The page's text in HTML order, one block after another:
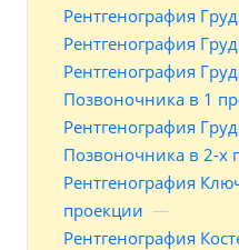
Рентгенография
Рентгенография
Рентгенография
Позвоночника в 1
Рентгенография
Позвоночника в 2-х
Рентгенография
проекции —
Рентгенография